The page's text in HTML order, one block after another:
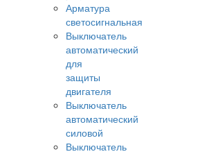
Арматура
светосигнальная
Выключатель
автоматический
для
защиты
двигателя
Выключатель
автоматический
силовой
Выключатель